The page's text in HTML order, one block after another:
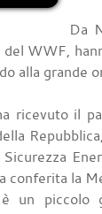
Da
WWF,
alla grande
ricevuto il
conferita la
un